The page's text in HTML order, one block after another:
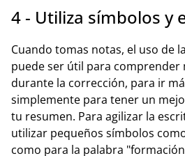
4 - Utiliza símbolos y
Cuando tomas notas, el uso de
puede ser útil para comprender
durante la corrección, para ir
simplemente para tener un
tu resumen. Para agilizar la
utilizar pequeños símbolos
como para la palabra